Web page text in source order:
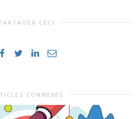
CECI
CONNEXES